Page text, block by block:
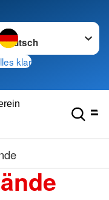
wechseln zu
klar